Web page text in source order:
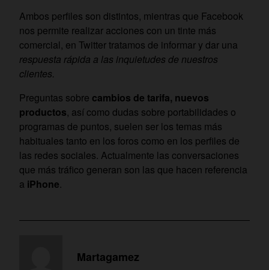
Ambos perfiles son distintos, mientras que Facebook
nos permite realizar acciones con un tinte más
comercial, en Twitter tratamos de informar y dar una
respuesta rápida a las inquietudes de nuestros
clientes.
Preguntas sobre cambios de tarifa, nuevos
productos, así como dudas sobre portabilidades o
programas de puntos, suelen ser los temas más
habituales tanto en los foros como en los perfiles de
las redes sociales. Actualmente las conversaciones
que más tráfico generan son las que hacen referencia
a iPhone.
Martagamez